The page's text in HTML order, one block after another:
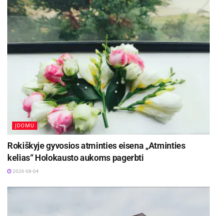
ĮDOMU
Rokiškyje gyvosios atminties eisena „Atminties
kelias“ Holokausto aukoms pagerbti
2026-08-04